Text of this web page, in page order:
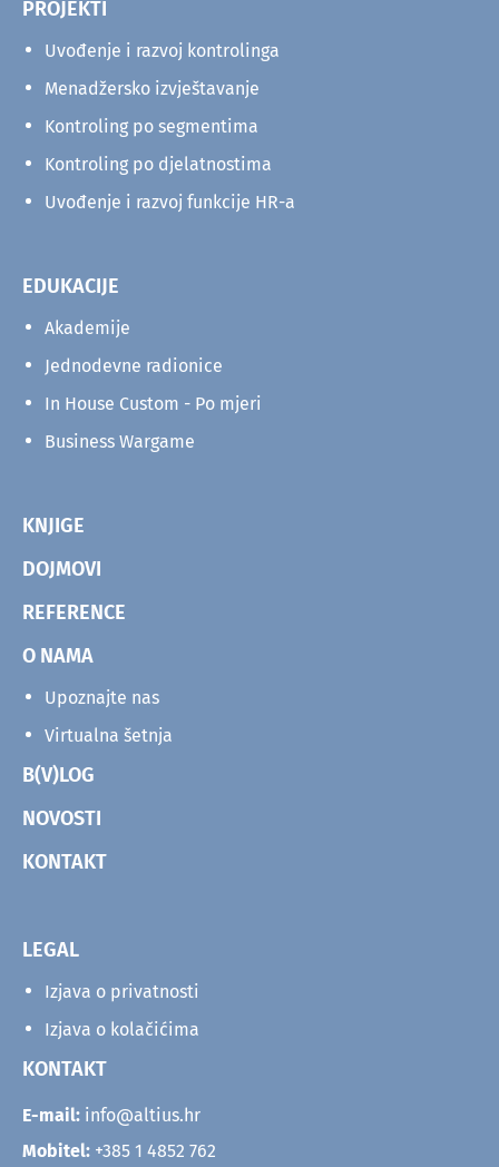
PROJEKTI
Uvođenje i razvoj kontrolinga
Menadžersko izvještavanje
Kontroling po segmentima
Kontroling po djelatnostima
Uvođenje i razvoj funkcije HR-a
EDUKACIJE
Akademije
Jednodevne radionice
In House Custom - Po mjeri
Business Wargame
KNJIGE
DOJMOVI
REFERENCE
O NAMA
Upoznajte nas
Virtualna šetnja
B(V)LOG
NOVOSTI
KONTAKT
LEGAL
Izjava o privatnosti
Izjava o kolačićima
KONTAKT
E-mail: info@altius.hr
Mobitel: +385 1 4852 762